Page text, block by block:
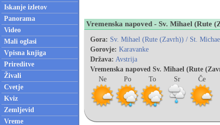
Iskanje izletov
Panorama
Video
Mali oglasi
Vpisna knjiga
Prireditve
Živali
Cvetje
Kviz
Zemljevid
Vreme
Vremenska napoved - Sv. Mihael (Rute
Gora: Sv. Mihael (Rute (Zavrh)) / St.
Gorovje: Karavanke
Država: Avstrija
Vremenska napoved Sv. Mihael (Rute
Ne
Po To Sr Če